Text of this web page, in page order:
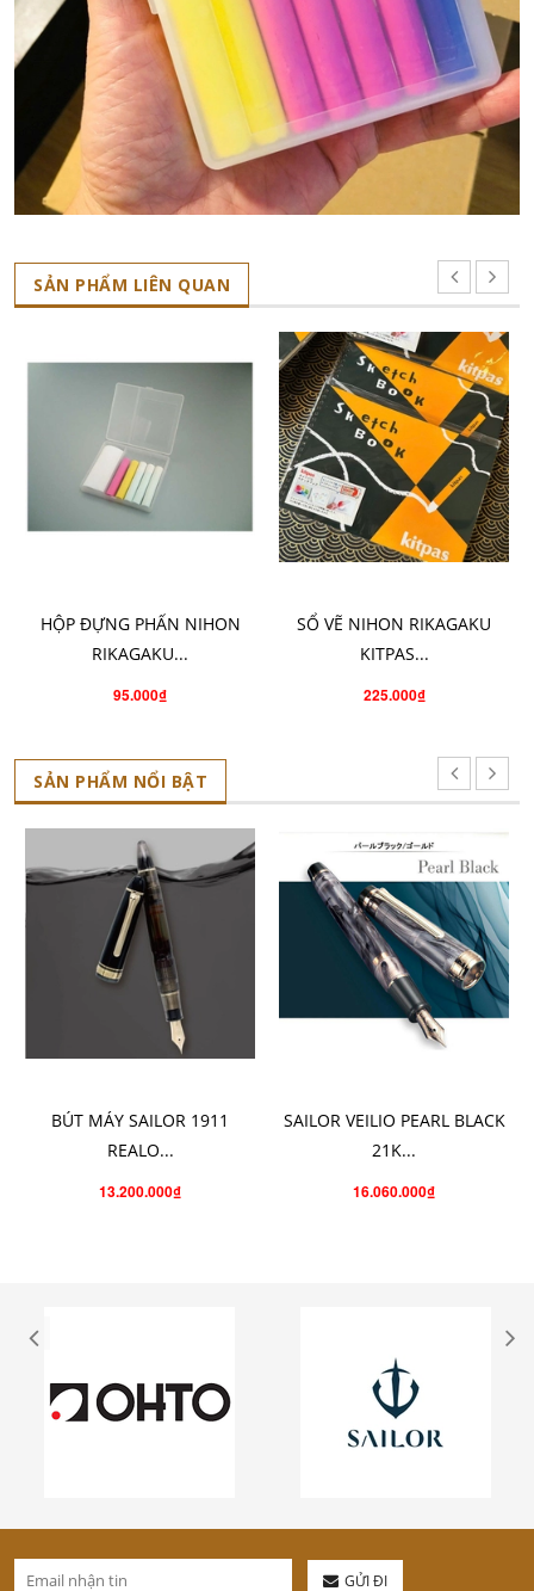
SẢN PHẨM LIÊN QUAN
HỘP ĐỰNG PHẤN NIHON
RIKAGAKU...
95.000₫
SỔ VẼ NIHON RIKAGAKU
KITPAS...
225.000₫
SẢN PHẨM NỔI BẬT
BÚT MÁY SAILOR 1911
REALO...
13.200.000₫
SAILOR VEILIO PEARL BLACK
21K...
16.060.000₫
GỬI ĐI